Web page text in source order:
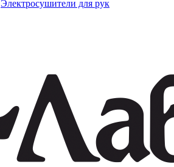
Электросушители для рук